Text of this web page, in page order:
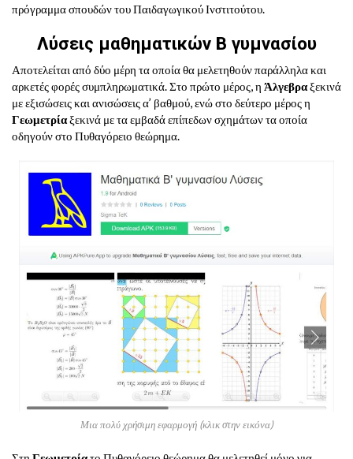
πρόγραμμα σπουδών του Παιδαγωγικού Ινστιτούτου.
Λύσεις μαθηματικών Β γυμνασίου
Αποτελείται από δύο μέρη τα οποία θα μελετηθούν παράλληλα και
αρκετές φορές συμπληρωματικά. Στο πρώτο μέρος, η Άλγεβραξεκινά
με εξισώσεις και ανισώσεις α’ βαθμού, ενώ στο δεύτερο μέρος η
Γεωμετρίαξεκινά με τα εμβαδά επίπεδων σχημάτων τα οποία
οδηγούν στο Πυθαγόρειο θεώρημα.
Μια πολύ χρήσιμη εφαρμογή (κλικ στην εικόνα)